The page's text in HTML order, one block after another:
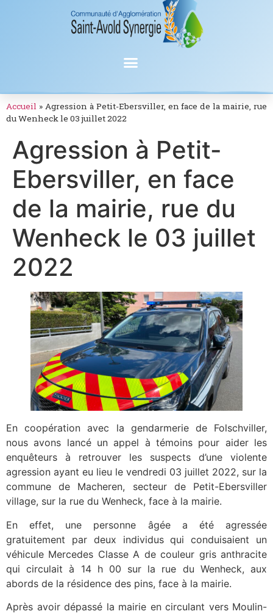
Accueil » Agression à Petit-Ebersviller, en face de la mairie, rue
du Wenheck le 03 juillet 2022
Agression à Petit-
Ebersviller, en face
de la mairie, rue du
Wenheck le 03 juillet
2022
En coopération avec la gendarmerie de Folschviller,
nous avons lancé un appel à témoins pour aider les
enquêteurs à retrouver les suspects d’une violente
agression ayant eu lieu le vendredi 03 juillet 2022, sur la
commune de Macheren, secteur de Petit-Ebersviller
village, sur la rue du Wenheck, face à la mairie.
En effet, une personne âgée a été agressée
gratuitement par deux individus qui conduisaient un
véhicule Mercedes Classe A de couleur gris anthracite
qui circulait à 14 h 00 sur la rue du Wenheck, aux
abords de la résidence des pins, face à la mairie.
Après avoir dépassé la mairie en circulant vers Moulin-